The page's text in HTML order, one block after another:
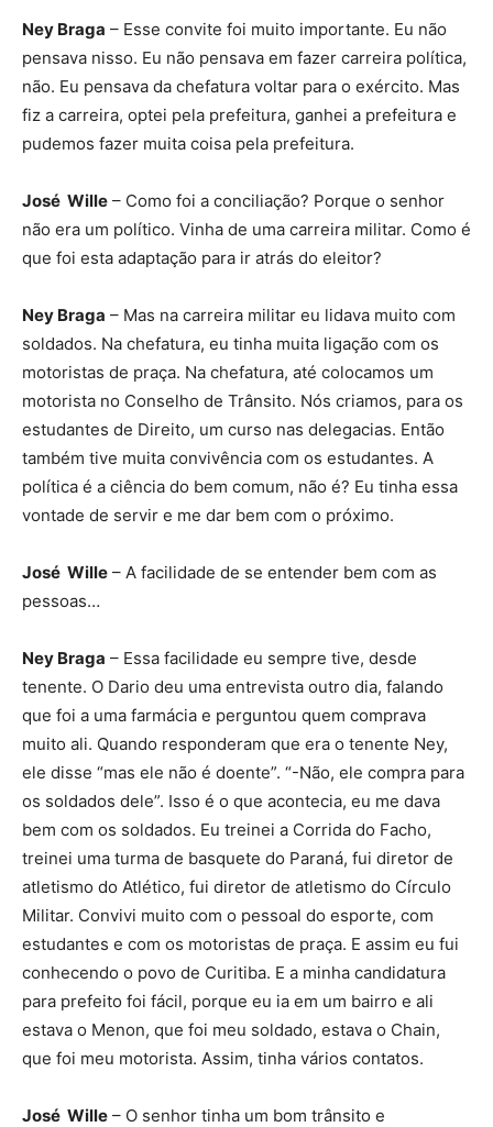
Ney Braga – Esse convite foi muito importante. Eu não
pensava nisso. Eu não pensava em fazer carreira política,
não. Eu pensava da chefatura voltar para o exército. Mas
fiz a carreira, optei pela prefeitura, ganhei a prefeitura e
pudemos fazer muita coisa pela prefeitura.
José Wille – Como foi a conciliação? Porque o senhor
não era um político. Vinha de uma carreira militar. Como é
que foi esta adaptação para ir atrás do eleitor?
Ney Braga – Mas na carreira militar eu lidava muito com
soldados. Na chefatura, eu tinha muita ligação com os
motoristas de praça. Na chefatura, até colocamos um
motorista no Conselho de Trânsito. Nós criamos, para os
estudantes de Direito, um curso nas delegacias. Então
também tive muita convivência com os estudantes. A
política é a ciência do bem comum, não é? Eu tinha essa
vontade de servir e me dar bem com o próximo.
José Wille – A facilidade de se entender bem com as
pessoas…
Ney Braga – Essa facilidade eu sempre tive, desde
tenente. O Dario deu uma entrevista outro dia, falando
que foi a uma farmácia e perguntou quem comprava
muito ali. Quando responderam que era o tenente Ney,
ele disse “mas ele não é doente”. “-Não, ele compra para
os soldados dele”. Isso é o que acontecia, eu me dava
bem com os soldados. Eu treinei a Corrida do Facho,
treinei uma turma de basquete do Paraná, fui diretor de
atletismo do Atlético, fui diretor de atletismo do Círculo
Militar. Convivi muito com o pessoal do esporte, com
estudantes e com os motoristas de praça. E assim eu fui
conhecendo o povo de Curitiba. E a minha candidatura
para prefeito foi fácil, porque eu ia em um bairro e ali
estava o Menon, que foi meu soldado, estava o Chain,
que foi meu motorista. Assim, tinha vários contatos.
José Wille – O senhor tinha um bom trânsito e